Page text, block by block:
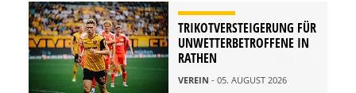
TRIKOTVERSTEIGERUNG FÜR
UNWETTERBETROFFENE IN
RATHEN
VEREIN - 05. AUGUST 2026